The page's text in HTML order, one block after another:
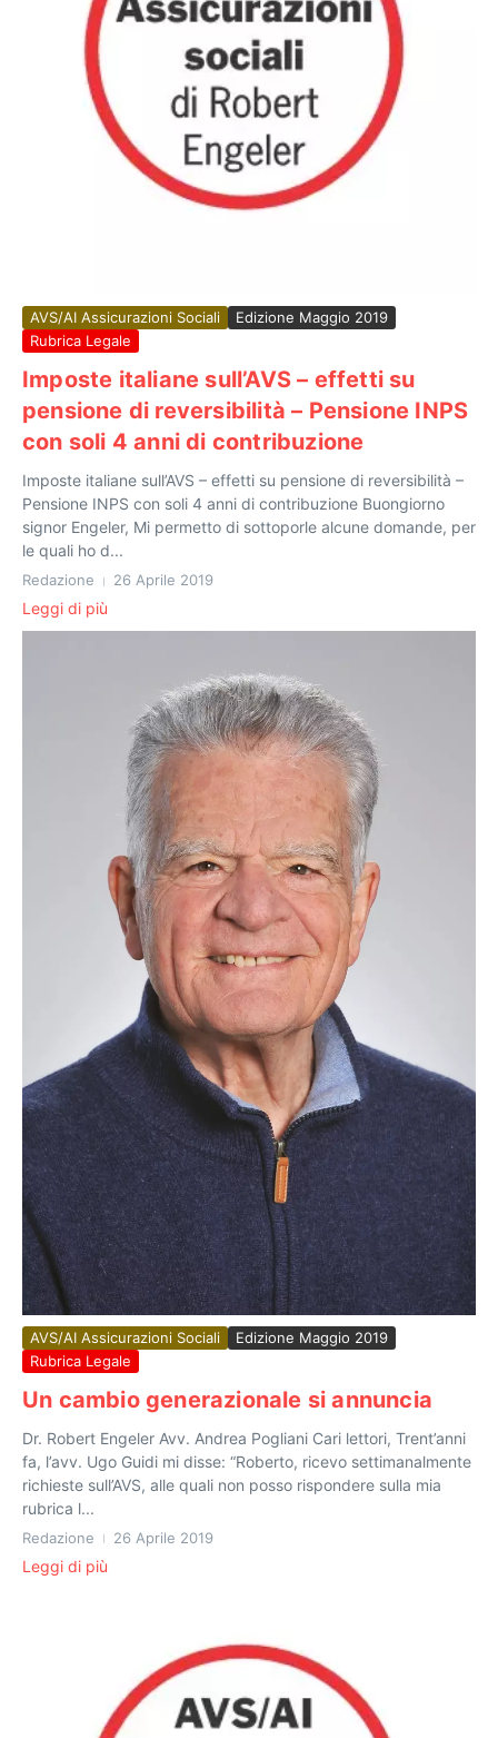
AVS/AI Assicurazioni Sociali
Edizione Maggio 2019
Rubrica Legale
Imposte italiane sull’AVS – effetti su
pensione di reversibilità – Pensione INPS
con soli 4 anni di contribuzione
Imposte italiane sull’AVS – effetti su pensione di reversibilità –
Pensione INPS con soli 4 anni di contribuzione Buongiorno
signor Engeler, Mi permetto di sottoporle alcune domande, per
le quali ho d...
Redazione 26 Aprile 2019
Leggi di più
AVS/AI Assicurazioni Sociali
Edizione Maggio 2019
Rubrica Legale
Un cambio generazionale si annuncia
Dr. Robert Engeler Avv. Andrea Pogliani Cari lettori, Trent’anni
fa, l’avv. Ugo Guidi mi disse: “Roberto, ricevo settimanalmente
richieste sull’AVS, alle quali non posso rispondere sulla mia
rubrica l...
Redazione 26 Aprile 2019
Leggi di più